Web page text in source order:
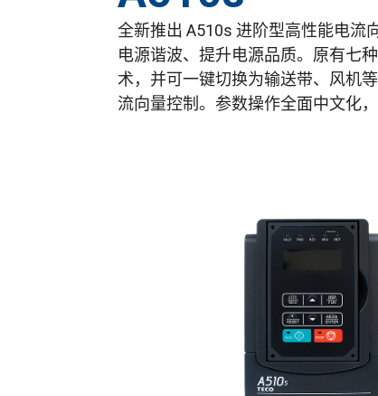
全新推出 A510s 进阶型高性能电流
电源谐波、提升电源品质。原有七
术，并可一键切换为输送带、风机
流向量控制。参数操作全面中文化